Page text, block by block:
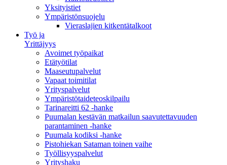
Yksityistiet
Ympäristönsuojelu
Vieraslajien kitkentätalkoot
Työ ja
Yrittäjyys
Avoimet työpaikat
Etätyötilat
Maaseutupalvelut
Vapaat toimitilat
Yrityspalvelut
Ympäristötaideteoskilpailu
Tarinareitti 62 -hanke
Puumalan kestävän matkailun saavutettavuuden
parantaminen -hanke
Puumala kodiksi -hanke
Pistohiekan Sataman toinen vaihe
Työllisyyspalvelut
Yrityshaku